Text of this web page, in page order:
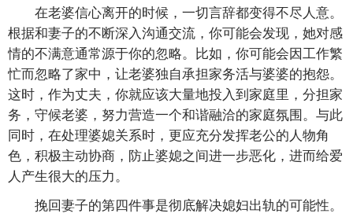
在老婆信心离开的时候，一切言辞都变得不尽人意。
根据和妻子的不断深入沟通交流，你可能会发现，她对感
情的不满意通常源于你的忽略。比如，你可能会因工作繁
忙而忽略了家中，让老婆独自承担家务活与婆婆的抱怨。
这时，作为丈夫，你就应该大量地投入到家庭里，分担家
务，守候老婆，努力营造一个和谐融洽的家庭氛围。与此
同时，在处理婆媳关系时，更应充分发挥老公的人物角
色，积极主动协商，防止婆媳之间进一步恶化，进而给爱
人产生很大的压力。
挽回妻子的第四件事是彻底解决媳妇出轨的可能性。